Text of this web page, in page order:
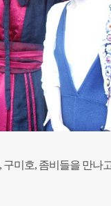
구미호, 좀비들을 만나